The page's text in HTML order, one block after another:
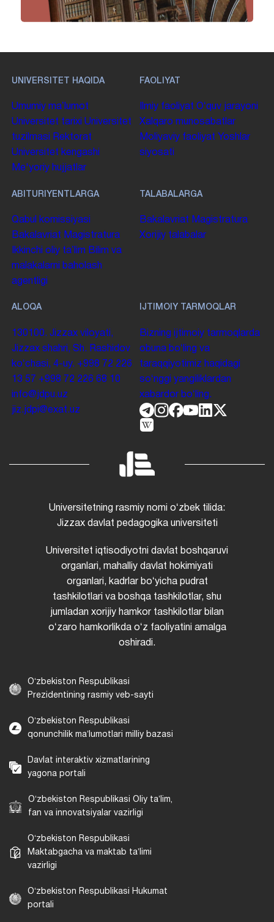
UNIVERSITET HAQIDA
Umumiy maʼlumot
Universitet tarixi Universitet
tuzilmasi
Rektorat
Universitet kengashi
Me'yoriy hujjatlar
FAOLIYAT
Ilmiy faoliyat Oʻquv jarayoni
Xalqaro munosabatlar
Moliyaviy faoliyat Yoshlar
siyosati
ABITURIYENTLARGA
Qabul komissiyasi
Bakalavriat Magistratura
Ikkinchi oliy taʼlim Bilim va
malakalarni baholash
agentligi
TALABALARGA
Bakalavriat Magistratura
Xorijiy talabalar
ALOQA
130100. Jizzax viloyati,
Jizzax shahri, Sh. Rashidov
koʻchasi, 4-uy. +998 72 226
13 57 +998 72 226 68 10
info@jdpu.uz
jiz.jdpi@exat.uz
IJTIMOIY TARMOQLAR
Bizning ijtimoiy tarmoqlarda
obuna boʻling va
taraqqiyotimiz haqidagi
soʻnggi yangiliklardan
xabardor boʻling.
Universitetning rasmiy nomi oʻzbek tilida:
Jizzax davlat pedagogika universiteti
Universitet iqtisodiyotni davlat boshqaruvi
organlari, mahalliy davlat hokimiyati
organlari, kadrlar boʻyicha pudrat
tashkilotlari va boshqa tashkilotlar, shu
jumladan xorijiy hamkor tashkilotlar bilan
oʻzaro hamkorlikda oʻz faoliyatini amalga
oshiradi.
Oʻzbekiston Respublikasi
Prezidentining rasmiy veb-sayti
Oʻzbekiston Respublikasi
qonunchilik maʼlumotlari milliy bazasi
Davlat interaktiv xizmatlarining
yagona portali
Oʻzbekiston Respublikasi Oliy taʼlim,
fan va innovatsiyalar vazirligi
Oʻzbekiston Respublikasi
Maktabgacha va maktab taʼlimi
vazirligi
Oʻzbekiston Respublikasi Hukumat
portali